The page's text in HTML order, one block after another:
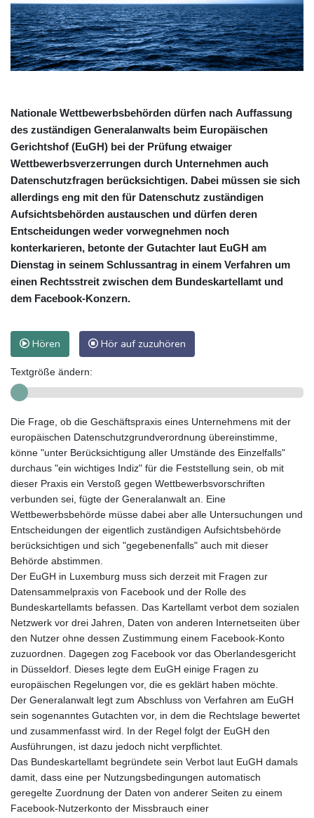
Nationale Wettbewerbsbehörden dürfen nach Auffassung
des zuständigen Generalanwalts beim Europäischen
Gerichtshof (EuGH) bei der Prüfung etwaiger
Wettbewerbsverzerrungen durch Unternehmen auch
Datenschutzfragen berücksichtigen. Dabei müssen sie sich
allerdings eng mit den für Datenschutz zuständigen
Aufsichtsbehörden austauschen und dürfen deren
Entscheidungen weder vorwegnehmen noch
konterkarieren, betonte der Gutachter laut EuGH am
Dienstag in seinem Schlussantrag in einem Verfahren um
einen Rechtsstreit zwischen dem Bundeskartellamt und
dem Facebook-Konzern.
Hören Hör auf zuzuhören
Textgröße ändern:
Die Frage, ob die Geschäftspraxis eines Unternehmens mit der
europäischen Datenschutzgrundverordnung übereinstimme,
könne "unter Berücksichtigung aller Umstände des Einzelfalls"
durchaus "ein wichtiges Indiz" für die Feststellung sein, ob mit
dieser Praxis ein Verstoß gegen Wettbewerbsvorschriften
verbunden sei, fügte der Generalanwalt an. Eine
Wettbewerbsbehörde müsse dabei aber alle Untersuchungen und
Entscheidungen der eigentlich zuständigen Aufsichtsbehörde
berücksichtigen und sich "gegebenenfalls" auch mit dieser
Behörde abstimmen.
Der EuGH in Luxemburg muss sich derzeit mit Fragen zur
Datensammelpraxis von Facebook und der Rolle des
Bundeskartellamts befassen. Das Kartellamt verbot dem sozialen
Netzwerk vor drei Jahren, Daten von anderen Internetseiten über
den Nutzer ohne dessen Zustimmung einem Facebook-Konto
zuzuordnen. Dagegen zog Facebook vor das Oberlandesgericht
in Düsseldorf. Dieses legte dem EuGH einige Fragen zu
europäischen Regelungen vor, die es geklärt haben möchte.
Der Generalanwalt legt zum Abschluss von Verfahren am EuGH
sein sogenanntes Gutachten vor, in dem die Rechtslage bewertet
und zusammenfasst wird. In der Regel folgt der EuGH den
Ausführungen, ist dazu jedoch nicht verpflichtet.
Das Bundeskartellamt begründete sein Verbot laut EuGH damals
damit, dass eine per Nutzungsbedingungen automatisch
geregelte Zuordnung der Daten von anderer Seiten zu einem
Facebook-Nutzerkonto der Missbrauch einer